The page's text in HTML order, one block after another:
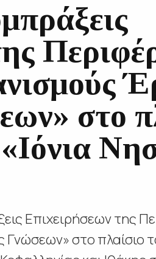
στο
Επιχειρήσεων της
στο πλαίσιο